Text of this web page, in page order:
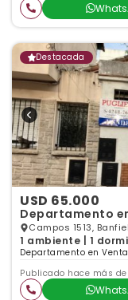
Destacada
USD 65.000
Departamento
Campos 1513,
1 ambiente | 1
Departamento en
Publicado hace más